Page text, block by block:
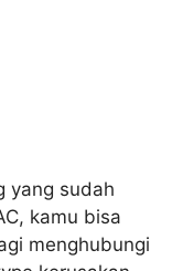
yang sudah
kamu bisa
menghubungi